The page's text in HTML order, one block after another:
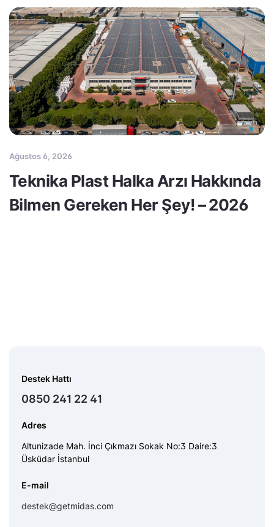
Ağustos 6, 2026
Teknika Plast Halka Arzı Hakkında
Bilmen Gereken Her Şey! – 2026
Destek Hattı
0850 241 22 41
Adres
Altunizade Mah. İnci Çıkmazı Sokak No:3 Daire:3
Üsküdar İstanbul
E-mail
destek@getmidas.com